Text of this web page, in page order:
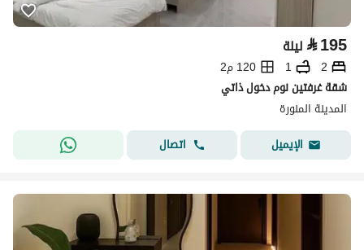
⃁195 ليلة
2
1
120 م2
شقة غرفتين نوم دخول ذاتي
المدينة المنورة
الإيميل
اتصال